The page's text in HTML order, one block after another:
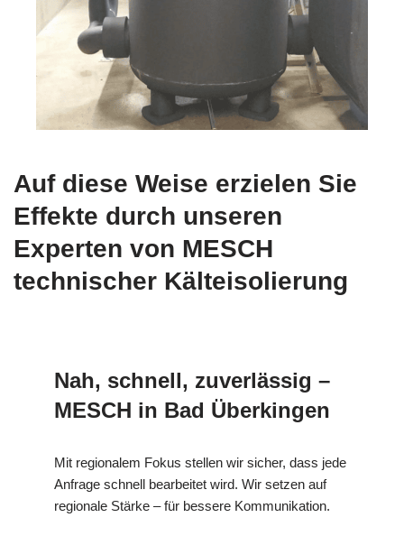
Auf diese Weise erzielen Sie
Effekte durch unseren
Experten von MESCH
technischer Kälteisolierung
Nah, schnell, zuverlässig –
MESCH in Bad Überkingen
Mit regionalem Fokus stellen wir sicher, dass jede
Anfrage schnell bearbeitet wird. Wir setzen auf
regionale Stärke – für bessere Kommunikation.